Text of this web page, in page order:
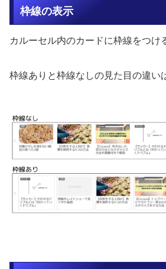
枠線の表示
カルーセル内のカードに枠線をつけ
枠線ありと枠線なしの見た目の違い